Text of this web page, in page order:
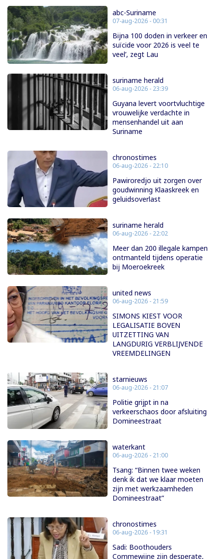
abc-Suriname
07-aug-2026 - 00:31
Bijna 100 doden in verkeer en
suïcide voor 2026 is veel te
veel’, zegt Lau
suriname herald
06-aug-2026 - 23:39
Guyana levert voortvluchtige
vrouwelijke verdachte in
mensenhandel uit aan
Suriname
chronostimes
06-aug-2026 - 22:10
Pawiroredjo uit zorgen over
goudwinning Klaaskreek en
geluidsoverlast
suriname herald
06-aug-2026 - 22:02
Meer dan 200 illegale kampen
ontmanteld tijdens operatie
bij Moeroekreek
united news
06-aug-2026 - 21:59
SIMONS KIEST VOOR
LEGALISATIE BOVEN
UITZETTING VAN
LANGDURIG VERBLIJVENDE
VREEMDELINGEN
starnieuws
06-aug-2026 - 21:07
Politie grijpt in na
verkeerschaos door afsluiting
Domineestraat
waterkant
06-aug-2026 - 21:00
Tsang: “Binnen twee weken
denk ik dat we klaar moeten
zijn met werkzaamheden
Domineestraat”
chronostimes
06-aug-2026 - 19:31
Sadi: Boothouders
Commewijne zijn desperate,